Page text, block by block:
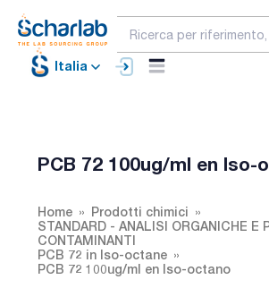
Italia
PCB 72 100ug/ml en Iso-
Home
Prodotti chimici
STANDARD - ANALISI ORGANICHE E
CONTAMINANTI
PCB 72 in Iso-octane
PCB 72 100ug/ml en Iso-octano